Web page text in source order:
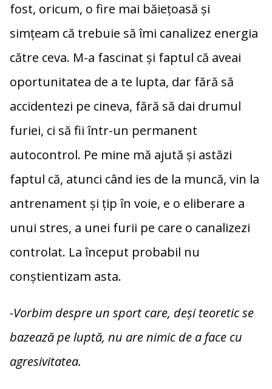
fost, oricum, o fire mai băiețoasă și
simțeam că trebuie să îmi canalizez energia
către ceva. M-a fascinat și faptul că aveai
oportunitatea de a te lupta, dar fără să
accidentezi pe cineva, fără să dai drumul
furiei, ci să fii într-un permanent
autocontrol. Pe mine mă ajută și astăzi
faptul că, atunci când ies de la muncă, vin la
antrenament și țip în voie, e o eliberare a
unui stres, a unei furii pe care o canalizezi
controlat. La început probabil nu
conștientizam asta.
-Vorbim despre un sport care, deși teoretic se
bazează pe luptă, nu are nimic de a face cu
agresivitatea.